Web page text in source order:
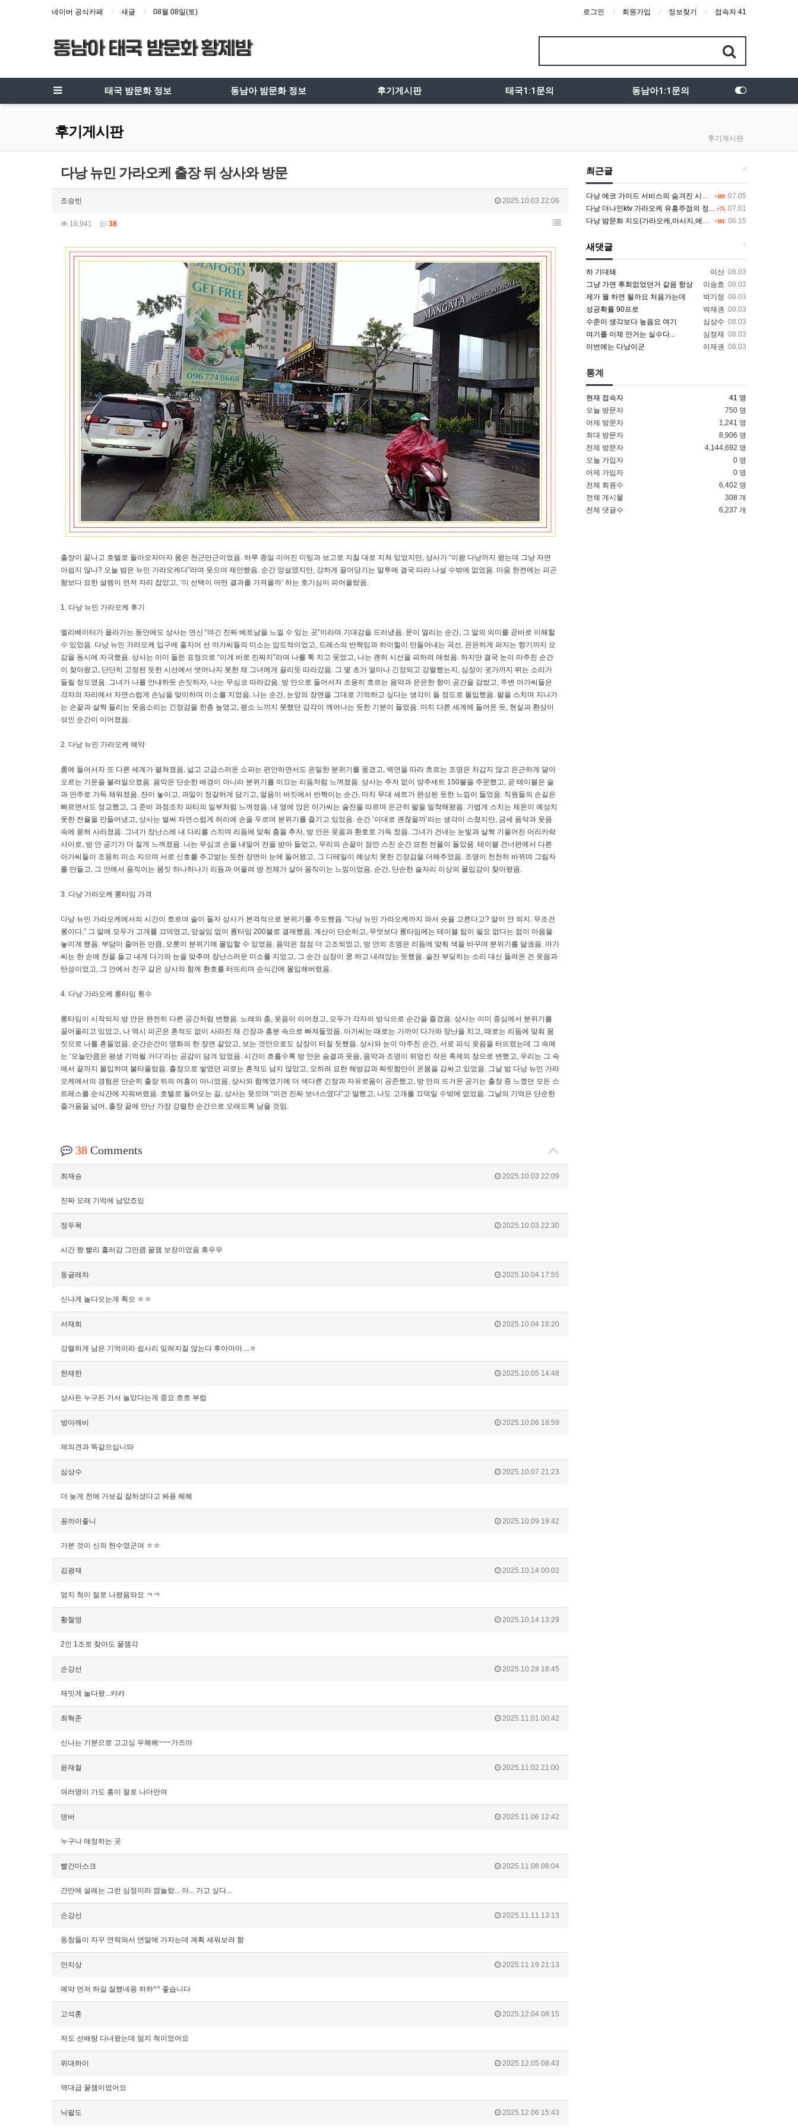
네이버 공식카페 새글 08월 08일(토) 로그인 회원가입 정보찾기 접속자 41
태국 밤문화 정보 동남아 밤문화 정보 후기게시판 태국1:1문의 동남아1:1문의
후기게시판 후기게시판
다낭 뉴민 가라오케 출장 뒤 상사와 방문
조승빈 2025.10.03 22:06
16,941 38
출장이 끝나고 호텔로 돌아오자마자 몸은 천근만근이었음. 하루 종일 이어진 미팅과 보고로 지칠 대로 지쳐 있었지만, 상사가 “이왕 다낭까지 왔는데 그냥 자면
아쉽지 않나? 오늘 밤은 뉴민 가라오케다”라며 웃으며 제안했음. 순간 망설였지만, 강하게 끌어당기는 말투에 결국 따라 나설 수밖에 없었음. 마음 한켠에는 피곤
함보다 묘한 설렘이 먼저 자리 잡았고, ‘이 선택이 어떤 결과를 가져올까’ 하는 호기심이 피어올랐음.
1. 다낭 뉴민 가라오케 후기
엘리베이터가 올라가는 동안에도 상사는 연신 “여긴 진짜 베트남을 느낄 수 있는 곳”이라며 기대감을 드러냈음. 문이 열리는 순간, 그 말의 의미를 곧바로 이해할
수 있었음. 다낭 뉴민 가라오케 입구에 줄지어 선 아가씨들의 미소는 압도적이었고, 드레스의 반짝임과 하이힐이 만들어내는 곡선, 은은하게 퍼지는 향기까지 오
감을 동시에 자극했음. 상사는 이미 들뜬 표정으로 “이게 바로 진짜지”라며 나를 툭 치고 웃었고, 나는 괜히 시선을 피하려 애썼음. 하지만 결국 눈이 마주친 순간
이 찾아왔고, 단단히 고정된 듯한 시선에서 벗어나지 못한 채 그녀에게 끌리듯 따라갔음. 그 몇 초가 얼마나 긴장되고 강렬했는지, 심장이 귓가까지 뛰는 소리가
들릴 정도였음. 그녀가 나를 안내하듯 손짓하자, 나는 무심코 따라갔음. 방 안으로 들어서자 조용히 흐르는 음악과 은은한 향이 공간을 감쌌고, 주변 아가씨들은
각자의 자리에서 자연스럽게 손님을 맞이하며 미소를 지었음. 나는 순간, 눈앞의 장면을 그대로 기억하고 싶다는 생각이 들 정도로 몰입했음. 팔을 스치며 지나가
는 손끝과 살짝 들리는 웃음소리는 긴장감을 한층 높였고, 평소 느끼지 못했던 감각이 깨어나는 듯한 기분이 들었음. 마치 다른 세계에 들어온 듯, 현실과 환상이
섞인 순간이 이어졌음.
2. 다낭 뉴민 가라오케 예약
룸에 들어서자 또 다른 세계가 펼쳐졌음. 넓고 고급스러운 소파는 편안하면서도 은밀한 분위기를 풍겼고, 벽면을 따라 흐르는 조명은 차갑지 않고 은근하게 달아
오르는 기운을 불러일으켰음. 음악은 단순한 배경이 아니라 분위기를 이끄는 리듬처럼 느껴졌음. 상사는 주저 없이 양주세트 150불을 주문했고, 곧 테이블은 술
과 안주로 가득 채워졌음. 잔이 놓이고, 과일이 정갈하게 담기고, 얼음이 버킷에서 반짝이는 순간, 마치 무대 세트가 완성된 듯한 느낌이 들었음. 직원들의 손길은
빠르면서도 정교했고, 그 준비 과정조차 파티의 일부처럼 느껴졌음. 내 옆에 앉은 아가씨는 술잔을 따르며 은근히 팔을 밀착해왔음. 가볍게 스치는 체온이 예상치
못한 전율을 만들어냈고, 상사는 벌써 자연스럽게 허리에 손을 두르며 분위기를 즐기고 있었음. 순간 ‘이대로 괜찮을까’라는 생각이 스쳤지만, 금세 음악과 웃음
속에 묻혀 사라졌음. 그녀가 장난스레 내 다리를 스치며 리듬에 맞춰 춤을 추자, 방 안은 웃음과 환호로 가득 찼음. 그녀가 건네는 눈빛과 살짝 기울어진 머리카락
사이로, 방 안 공기가 더 짙게 느껴졌음. 나는 무심코 손을 내밀어 잔을 받아 들었고, 우리의 손끝이 잠깐 스친 순간 묘한 전율이 돌았음. 테이블 건너편에서 다른
아가씨들이 조용히 미소 지으며 서로 신호를 주고받는 듯한 장면이 눈에 들어왔고, 그 디테일이 예상치 못한 긴장감을 더해주었음. 조명이 천천히 바뀌며 그림자
를 만들고, 그 안에서 움직이는 몸짓 하나하나가 리듬과 어울려 방 전체가 살아 움직이는 느낌이었음. 순간, 단순한 술자리 이상의 몰입감이 찾아왔음.
3. 다낭 가라오케 롱타임 가격
다낭 뉴민 가라오케에서의 시간이 흐르며 술이 돌자 상사가 본격적으로 분위기를 주도했음. “다낭 뉴민 가라오케까지 와서 숏을 고른다고? 말이 안 되지. 무조건
롱이다.” 그 말에 모두가 고개를 끄덕였고, 망설임 없이 롱타임 200불로 결제했음. 계산이 단순하고, 무엇보다 롱타임에는 테이블 팁이 필요 없다는 점이 마음을
놓이게 했음. 부담이 줄어든 만큼, 오롯이 분위기에 몰입할 수 있었음. 음악은 점점 더 고조되었고, 방 안의 조명은 리듬에 맞춰 색을 바꾸며 분위기를 달궜음. 아가
씨는 한 손에 잔을 들고 내게 다가와 눈을 맞추며 장난스러운 미소를 지었고, 그 순간 심장이 쿵 하고 내려앉는 듯했음. 술잔 부딪히는 소리 대신 들려온 건 웃음과
탄성이었고, 그 안에서 친구 같은 상사와 함께 환호를 터뜨리며 순식간에 몰입해버렸음.
4. 다낭 가라오케 롱타임 횟수
롱타임이 시작되자 방 안은 완전히 다른 공간처럼 변했음. 노래와 춤, 웃음이 이어졌고, 모두가 각자의 방식으로 순간을 즐겼음. 상사는 이미 중심에서 분위기를
끌어올리고 있었고, 나 역시 피곤은 흔적도 없이 사라진 채 긴장과 흥분 속으로 빠져들었음. 아가씨는 때로는 가까이 다가와 장난을 치고, 때로는 리듬에 맞춰 몸
짓으로 나를 흔들었음. 순간순간이 영화의 한 장면 같았고, 보는 것만으로도 심장이 터질 듯했음. 상사와 눈이 마주친 순간, 서로 피식 웃음을 터뜨렸는데 그 속에
는 ‘오늘만큼은 평생 기억될 거다’라는 공감이 담겨 있었음. 시간이 흐를수록 방 안은 숨결과 웃음, 음악과 조명이 뒤엉킨 작은 축제의 장으로 변했고, 우리는 그 속
에서 끝까지 몰입하며 불타올랐음. 출장으로 쌓였던 피로는 흔적도 남지 않았고, 오히려 묘한 해방감과 짜릿함만이 온몸을 감싸고 있었음. 그날 밤 다낭 뉴민 가라
오케에서의 경험은 단순히 출장 뒤의 여흥이 아니었음. 상사와 함께였기에 더 색다른 긴장과 자유로움이 공존했고, 방 안의 뜨거운 공기는 출장 중 느꼈던 모든 스
트레스를 순식간에 지워버렸음. 호텔로 돌아오는 길, 상사는 웃으며 “이건 진짜 보너스였다”고 말했고, 나도 고개를 끄덕일 수밖에 없었음. 그날의 기억은 단순한
즐거움을 넘어, 출장 끝에 만난 가장 강렬한 순간으로 오래도록 남을 것임.
38 Comments
최재승 2025.10.03 22:09
진짜 오래 기억에 남았죠잉
정두목 2025.10.03 22:30
시간 짱 빨리 흘러감 그만큼 꿀잼 보장이었음 휴우우
둥글레차 2025.10.04 17:55
신나게 놀다오는게 쵝오 ㅎㅎ
서재희 2025.10.04 18:20
강렬하게 남은 기억이라 쉽사리 잊혀지질 않는다 후아아아....ㅎ
한재한 2025.10.05 14:48
상사든 누구든 가서 놀았다는게 중요 흐흐 부럽
방아깨비 2025.10.06 18:59
제의견과 똑같으십니돠
심상수 2025.10.07 21:23
더 늦게 전에 가보길 잘하셨다고 봐용 헤헤
꽁까이좋니 2025.10.09 19:42
가본 것이 신의 한수였군여 ㅎㅎ
김광재 2025.10.14 00:02
엄지 척이 절로 나왔음돠요 ㅋㅋ
황철영 2025.10.14 13:29
2인 1조로 찾아도 꿀잼각
손강선 2025.10.28 18:45
재밋게 놀다왔...캬캬
최혁준 2025.11.01 00:42
신나는 기분으로 고고싱 우헤헤~~~가즈아
윤재철 2025.11.02 21:00
여러명이 가도 흥이 절로 나더만여
덴버 2025.11.06 12:42
누구나 애정하는 곳
빨간마스크 2025.11.08 08:04
간만에 설레는 그런 심정이라 깜놀랐... 아... 가고 싶다...
손강선 2025.11.11 13:13
동창들이 자꾸 연락와서 연말에 가자는데 계획 세워보려 함
안지상 2025.11.19 21:13
예약 먼저 하길 잘했네용 하하^^ 좋습니다
고석훈 2025.12.04 08:15
저도 선배랑 다녀왔는데 엄지 척이었어요
위대하이 2025.12.05 08:43
역대급 꿀잼이었어요
닉팔도 2025.12.06 15:43
+
최근글
+169 07.05
다낭 에코 가이드 서비스의 숨겨진 시스템과 다채로운 인력 풀의 진실
+75 07.01
다낭 더나인ktv 가라오케 유흥주점의 정석을 찾고 있다면 여기
+101 06.15
다낭 밤문화 지도(가라오케,마사지,에코걸,토킹바,클럽) 유흥별 가격 및 후기공유
+
새댓글
이산 08.03
하 기대돼
이승효 08.03
그냥 가면 후회없었던거 같음 항상
박기정 08.03
제가 뭘 하면 될까요 처음가는데
박재권 08.03
성공확률 90프로
심상수 08.03
수준이 생각보다 높음요 여기
심정재 08.03
여기를 이제 안거는 실수다...
이재권 08.03
이번에는 다낭이군
통계
현재 접속자
41 명
오늘 방문자
750 명
어제 방문자
1,241 명
최대 방문자
8,906 명
전체 방문자
4,144,692 명
오늘 가입자
0 명
어제 가입자
0 명
전체 회원수
6,402 명
전체 게시물
308 개
전체 댓글수
6,237 개